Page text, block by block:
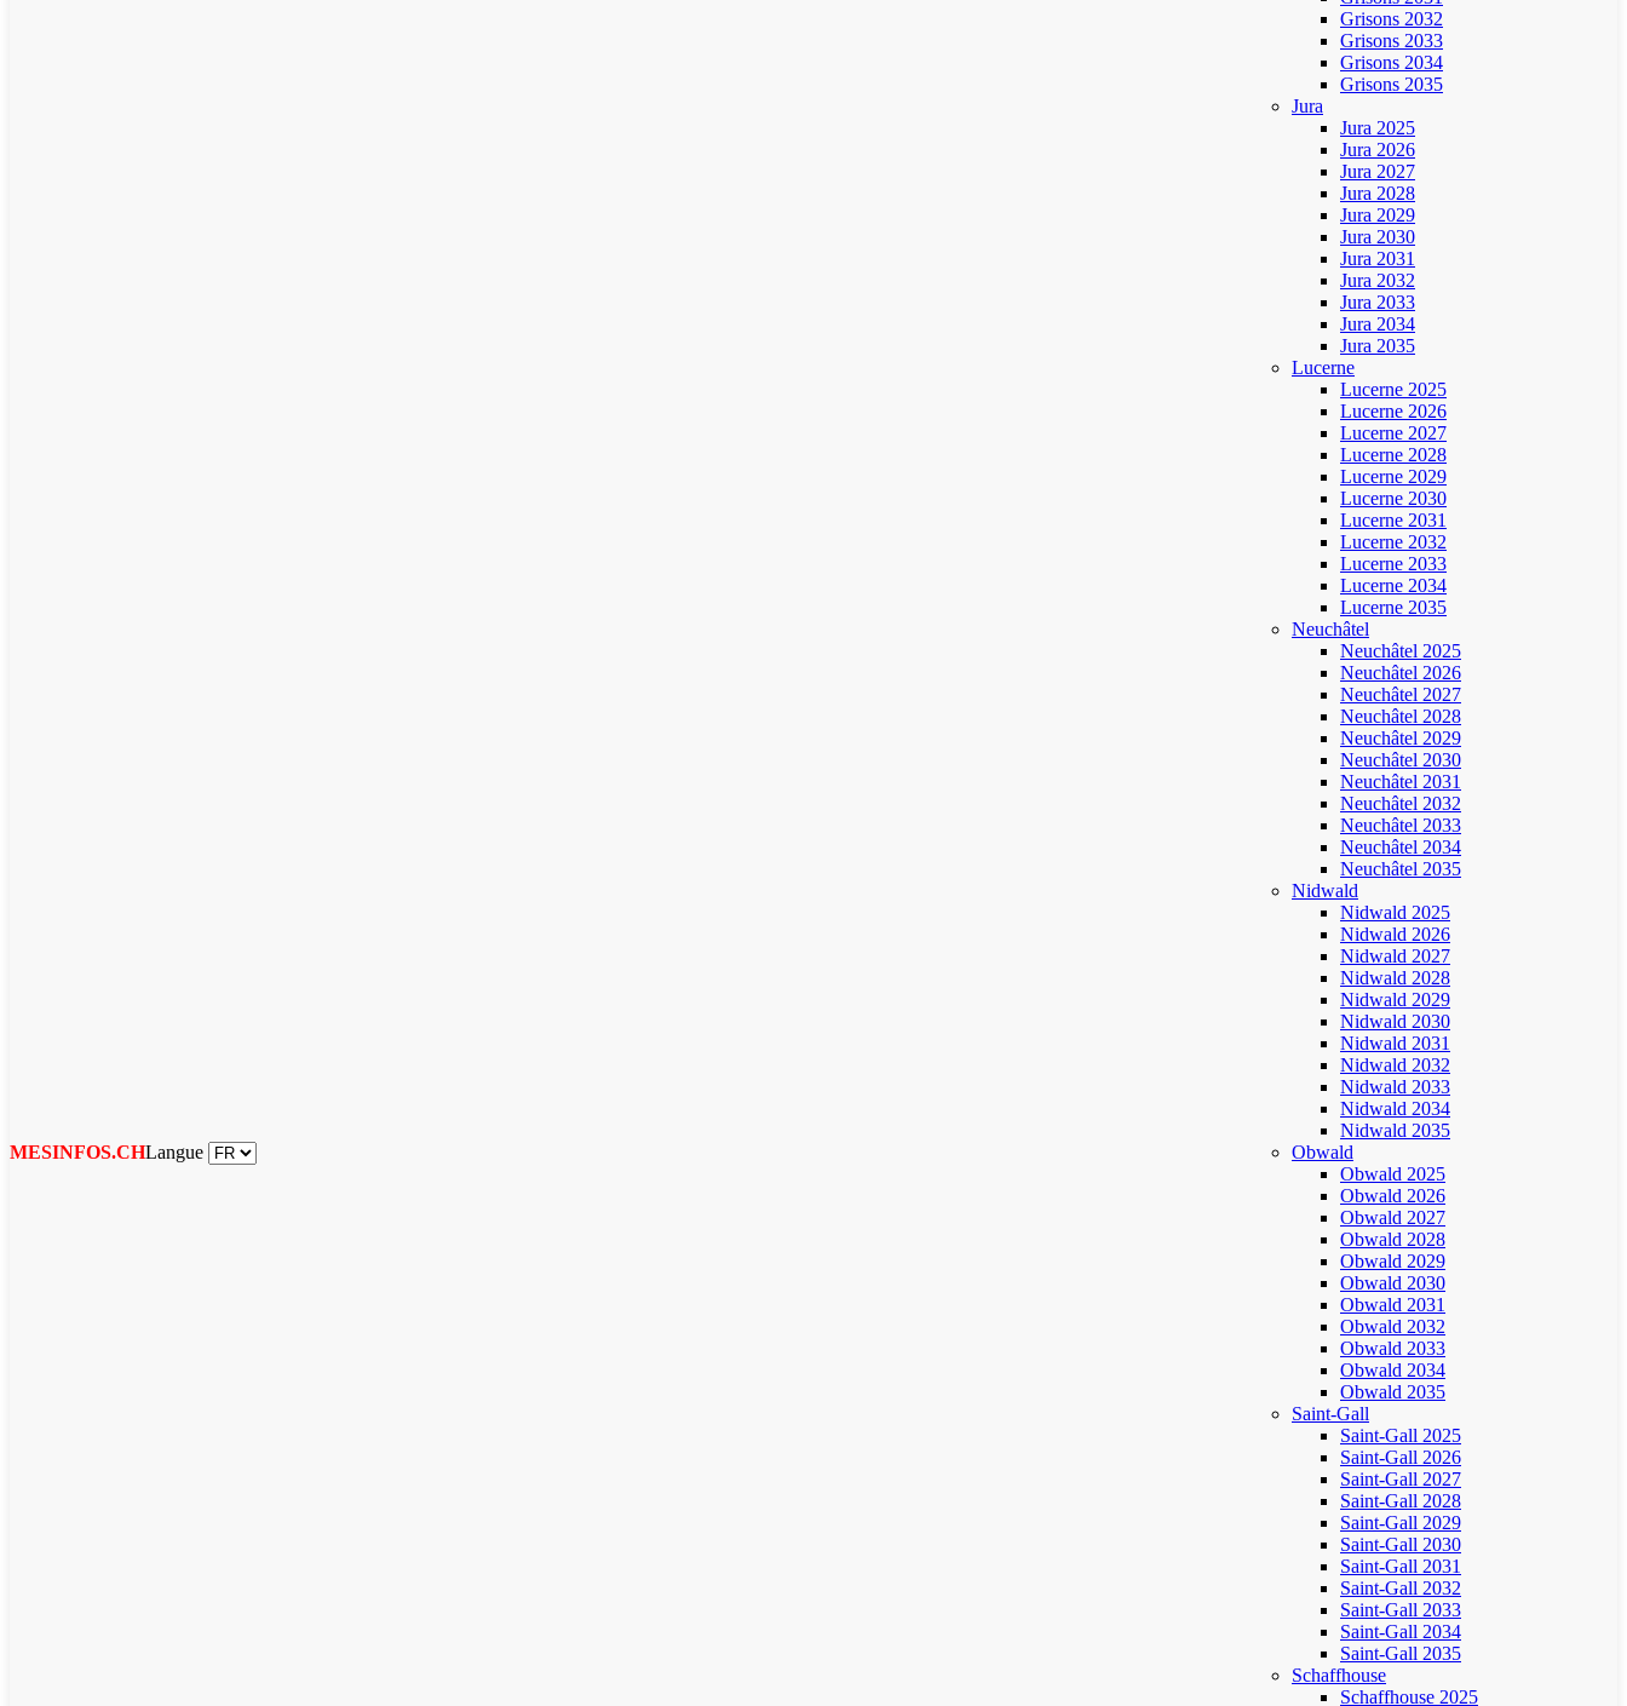
MESINFOS.CHLangue
Grisons 2032
Grisons 2033
Grisons 2034
Grisons 2035
Jura
Jura 2025
Jura 2026
Jura 2027
Jura 2028
Jura 2029
Jura 2030
Jura 2031
Jura 2032
Jura 2033
Jura 2034
Jura 2035
Lucerne
Lucerne 2025
Lucerne 2026
Lucerne 2027
Lucerne 2028
Lucerne 2029
Lucerne 2030
Lucerne 2031
Lucerne 2032
Lucerne 2033
Lucerne 2034
Lucerne 2035
Neuchâtel
Neuchâtel 2025
Neuchâtel 2026
Neuchâtel 2027
Neuchâtel 2028
Neuchâtel 2029
Neuchâtel 2030
Neuchâtel 2031
Neuchâtel 2032
Neuchâtel 2033
Neuchâtel 2034
Neuchâtel 2035
Nidwald
Nidwald 2025
Nidwald 2026
Nidwald 2027
Nidwald 2028
Nidwald 2029
Nidwald 2030
Nidwald 2031
Nidwald 2032
Nidwald 2033
Nidwald 2034
Nidwald 2035
Obwald
Obwald 2025
Obwald 2026
Obwald 2027
Obwald 2028
Obwald 2029
Obwald 2030
Obwald 2031
Obwald 2032
Obwald 2033
Obwald 2034
Obwald 2035
Saint-Gall
Saint-Gall 2025
Saint-Gall 2026
Saint-Gall 2027
Saint-Gall 2028
Saint-Gall 2029
Saint-Gall 2030
Saint-Gall 2031
Saint-Gall 2032
Saint-Gall 2033
Saint-Gall 2034
Saint-Gall 2035
Schaffhouse
Schaffhouse 2025